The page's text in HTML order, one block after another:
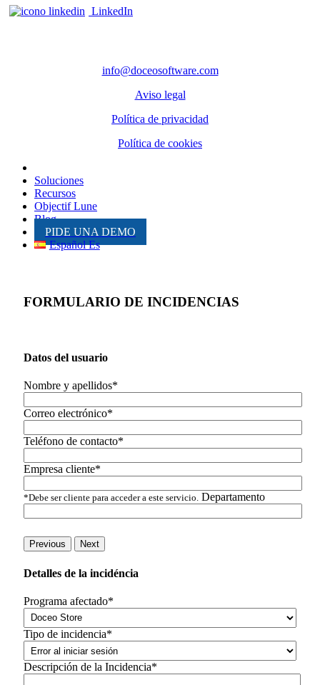
LinkedIn
info@doceosoftware.com
Aviso legal
Política de privacidad
Política de cookies
Soluciones
Recursos
Objectif Lune
Blog
PIDE UNA DEMO
Español Es
FORMULARIO DE INCIDENCIAS
Datos del usuario
Nombre y apellidos*
Correo electrónico*
Teléfono de contacto*
Empresa cliente*
*Debe ser cliente para acceder a este servicio. Departamento
Previous Next
Detalles de la incidéncia
Programa afectado*
Tipo de incidencia*
Descripción de la Incidencia*